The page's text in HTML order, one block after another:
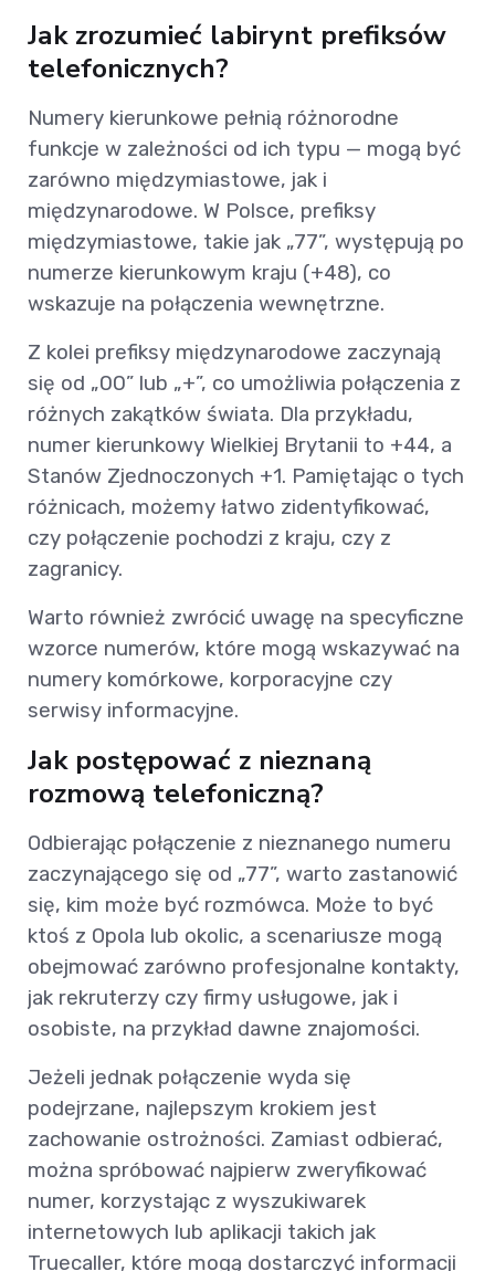
Jak zrozumieć labirynt prefiksów
telefonicznych?
Numery kierunkowe pełnią różnorodne
funkcje w zależności od ich typu — mogą być
zarówno międzymiastowe, jak i
międzynarodowe. W Polsce, prefiksy
międzymiastowe, takie jak „77”, występują po
numerze kierunkowym kraju (+48), co
wskazuje na połączenia wewnętrzne.
Z kolei prefiksy międzynarodowe zaczynają
się od „00” lub „+”, co umożliwia połączenia z
różnych zakątków świata. Dla przykładu,
numer kierunkowy Wielkiej Brytanii to +44, a
Stanów Zjednoczonych +1. Pamiętając o tych
różnicach, możemy łatwo zidentyfikować,
czy połączenie pochodzi z kraju, czy z
zagranicy.
Warto również zwrócić uwagę na specyficzne
wzorce numerów, które mogą wskazywać na
numery komórkowe, korporacyjne czy
serwisy informacyjne.
Jak postępować z nieznaną
rozmową telefoniczną?
Odbierając połączenie z nieznanego numeru
zaczynającego się od „77”, warto zastanowić
się, kim może być rozmówca. Może to być
ktoś z Opola lub okolic, a scenariusze mogą
obejmować zarówno profesjonalne kontakty,
jak rekruterzy czy firmy usługowe, jak i
osobiste, na przykład dawne znajomości.
Jeżeli jednak połączenie wyda się
podejrzane, najlepszym krokiem jest
zachowanie ostrożności. Zamiast odbierać,
można spróbować najpierw zweryfikować
numer, korzystając z wyszukiwarek
internetowych lub aplikacji takich jak
Truecaller, które mogą dostarczyć informacji